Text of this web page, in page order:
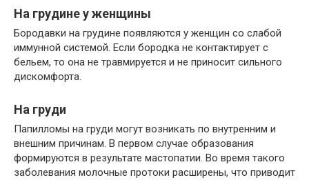
На грудине у женщины
Бородавки на грудине появляются у женщин со слабой
иммунной системой. Если бородка не контактирует с
бельем, то она не травмируется и не приносит сильного
дискомфорта.
На груди
Папилломы на груди могут возникать по внутренним и
внешним причинам. В первом случае образования
формируются в результате мастопатии. Во время такого
заболевания молочные протоки расширены, что приводит